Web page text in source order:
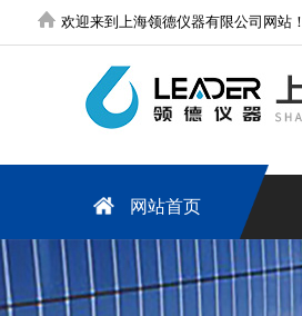
欢迎来到上海领德仪器有限公司网站！
网站首页